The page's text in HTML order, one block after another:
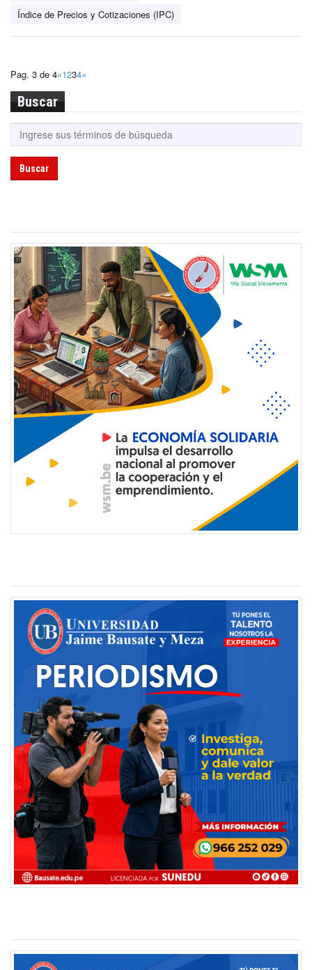
Índice de Precios y Cotizaciones (IPC)
Pag. 3 de 4«1234»
Buscar
Buscar